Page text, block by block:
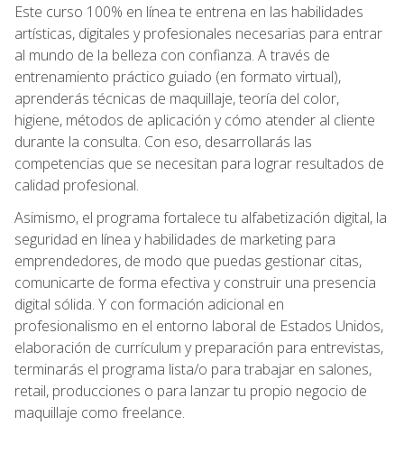
Este curso 100% en línea te entrena en las habilidades
artísticas, digitales y profesionales necesarias para entrar
al mundo de la belleza con confianza. A través de
entrenamiento práctico guiado (en formato virtual),
aprenderás técnicas de maquillaje, teoría del color,
higiene, métodos de aplicación y cómo atender al cliente
durante la consulta. Con eso, desarrollarás las
competencias que se necesitan para lograr resultados de
calidad profesional.
Asimismo, el programa fortalece tu alfabetización digital, la
seguridad en línea y habilidades de marketing para
emprendedores, de modo que puedas gestionar citas,
comunicarte de forma efectiva y construir una presencia
digital sólida. Y con formación adicional en
profesionalismo en el entorno laboral de Estados Unidos,
elaboración de currículum y preparación para entrevistas,
terminarás el programa lista/o para trabajar en salones,
retail, producciones o para lanzar tu propio negocio de
maquillaje como freelance.